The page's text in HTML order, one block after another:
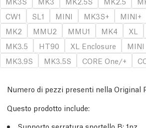
CW1
SL1 MINI MK3S+ MINI+
MK2
MMU2 MMU1 MK4 XL
MK3.5
HT90 XL Enclosure MINI
MK3.9S
MK3.5S CORE One/+
Numero di pezzi presenti nella Original
Questo prodotto include:
Supporto serratura sportello B: 1pz.